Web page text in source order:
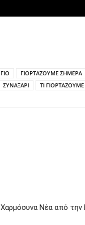
ΓΙΟΡΤΑΖΟΥΜΕ ΣΗΜΕΡΑ
ΣΥΝΑΞΑΡΙ ΤΙ ΓΙΟΡΤΑΖΟΥΜΕ
Χαρμόσυνα Νέα από